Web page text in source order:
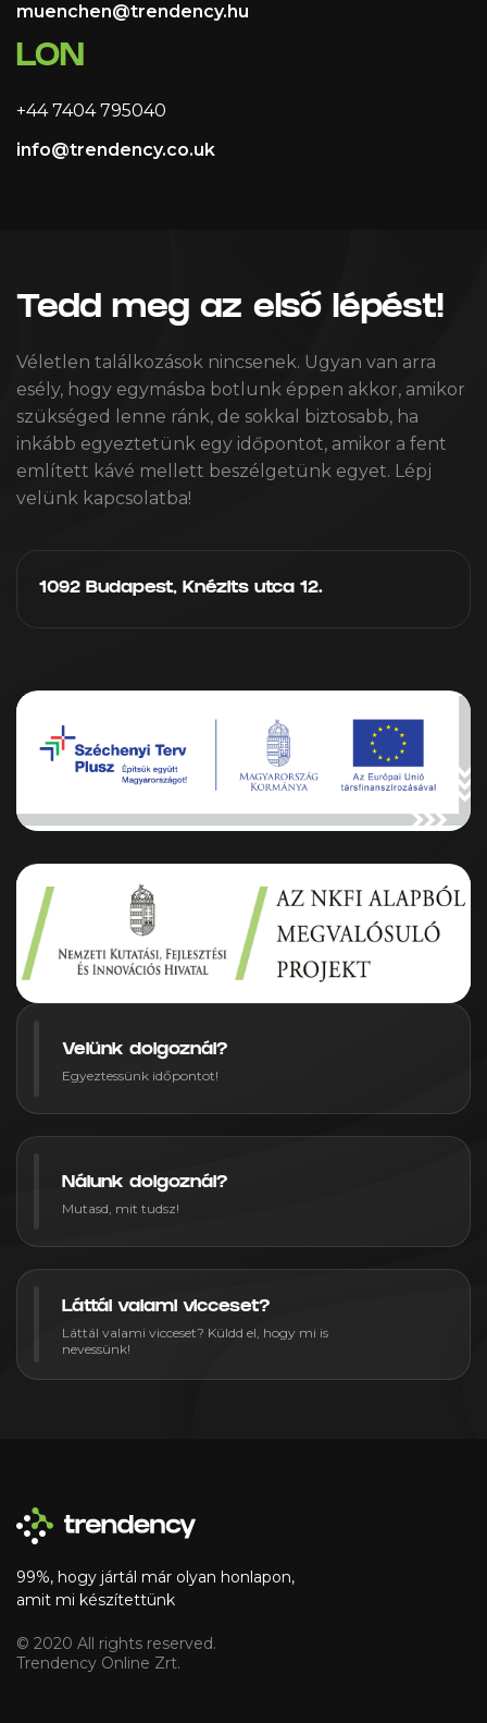
muenchen@trendency.hu
LON
+44 7404 795040
info@trendency.co.uk
Tedd meg az első lépést!
Véletlen találkozások nincsenek. Ugyan van arra
esély, hogy egymásba botlunk éppen akkor, amikor
szükséged lenne ránk, de sokkal biztosabb, ha
inkább egyeztetünk egy időpontot, amikor a fent
említett kávé mellett beszélgetünk egyet. Lépj
velünk kapcsolatba!
1092 Budapest, Knézits utca 12.
Velünk dolgoznál?
Egyeztessünk időpontot!
Nálunk dolgoznál?
Mutasd, mit tudsz!
Láttál valami vicceset?
Láttál valami vicceset? Küldd el, hogy mi is
nevessünk!
99%, hogy jártál már olyan honlapon,
amit mi készítettünk
© 2020 All rights reserved.
Trendency Online Zrt.